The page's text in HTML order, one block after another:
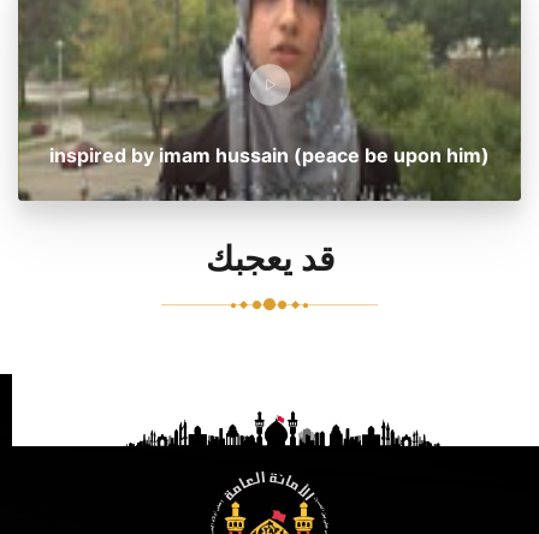
inspired by imam hussain (peace be upon him)
قد يعجبك